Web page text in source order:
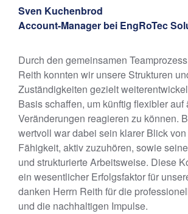
Sven Kuchenbrod
Account-Manager bei EngRoTec
Durch den gemeinsamen
Reith konnten wir unsere Strukturen
Zuständigkeiten gezielt
Basis schaffen, um künftig flexibler auf
Veränderungen reagieren zu können.
wertvoll war dabei sein klarer Blick
Fähigkeit, aktiv zuzuhören, sowie
und strukturierte Arbeitsweise. Diese
ein wesentlicher Erfolgsfaktor für
danken Herrn Reith für die
und die nachhaltigen Impulse.